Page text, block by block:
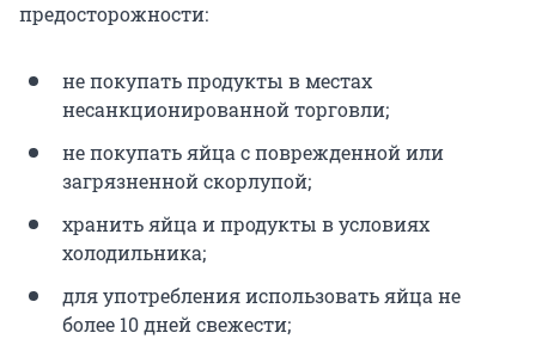
предосторожности:
не покупать продукты в местах
несанкционированной торговли;
не покупать яйца с поврежденной или
загрязненной скорлупой;
хранить яйца и продукты в условиях
холодильника;
для употребления использовать яйца не
более 10 дней свежести;